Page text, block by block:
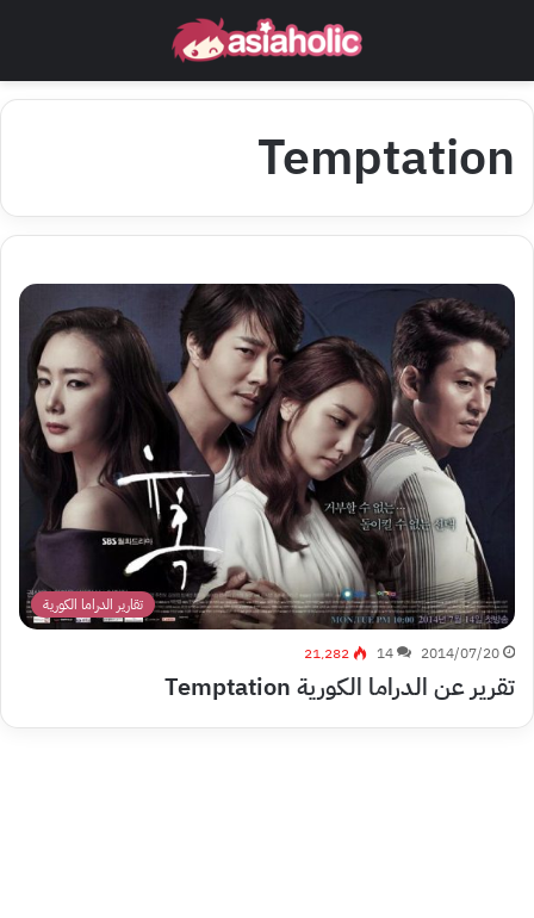
Temptation
تقارير الدراما الكورية
2014/07/20
14 21٬282
تقرير عن الدراما الكورية Temptation